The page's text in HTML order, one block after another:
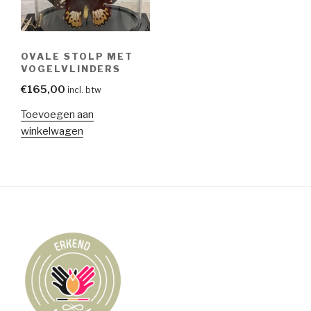
OVALE STOLP MET
VOGELVLINDERS
€165,00 incl. btw
Toevoegen aan
winkelwagen